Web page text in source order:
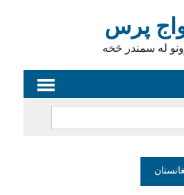
پرس
له سمندر څخه